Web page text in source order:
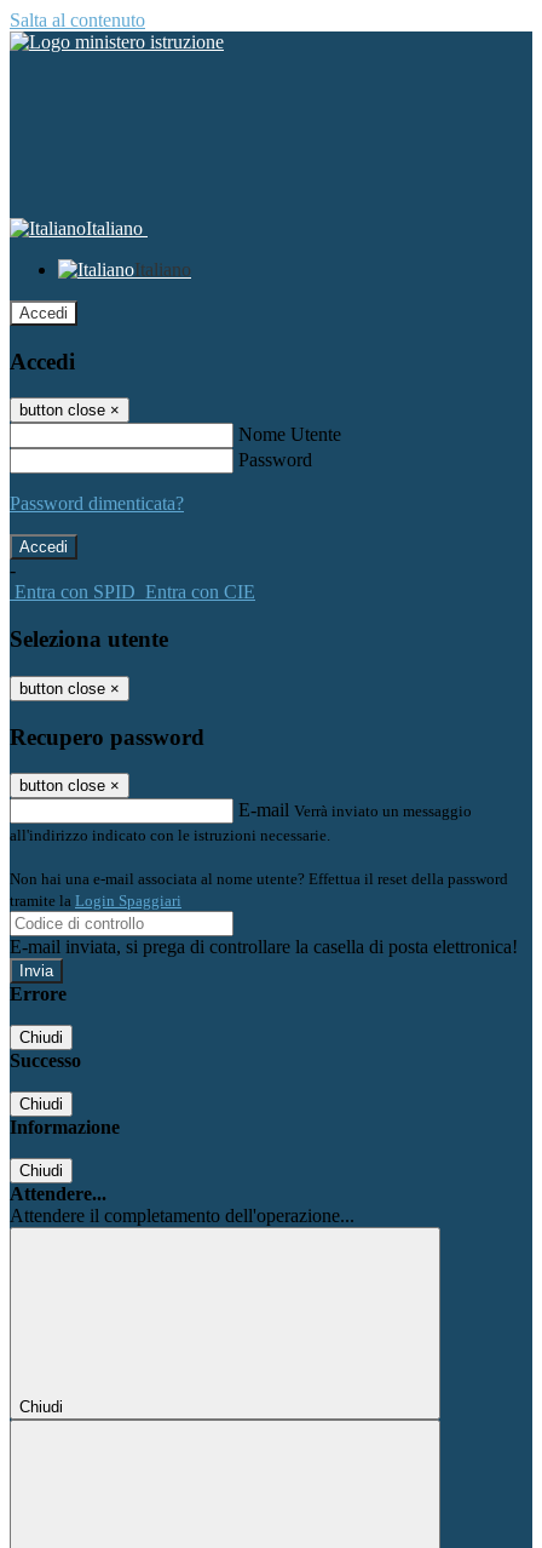
Salta al contenuto
Italiano
Italiano
Accedi
Accedi
button close ×
Nome Utente
Password
Password dimenticata?
-
Entra con SPID Entra con CIE
Seleziona utente
button close ×
Recupero password
button close ×
E-mail Verrà inviato un messaggio
all'indirizzo indicato con le istruzioni necessarie.
Non hai una e-mail associata al nome utente? Effettua il reset della password
tramite la Login Spaggiari
E-mail inviata, si prega di controllare la casella di posta elettronica!
Errore
Chiudi
Successo
Chiudi
Informazione
Chiudi
Attendere...
Attendere il completamento dell'operazione...
Chiudi